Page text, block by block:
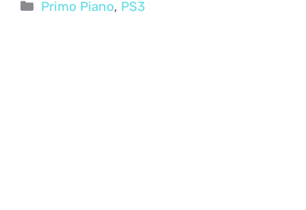
Categorie
Primo Piano, PS3